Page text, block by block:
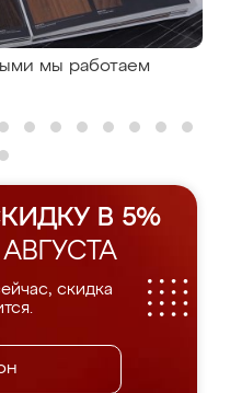
мы работаем
В 5%
скидка